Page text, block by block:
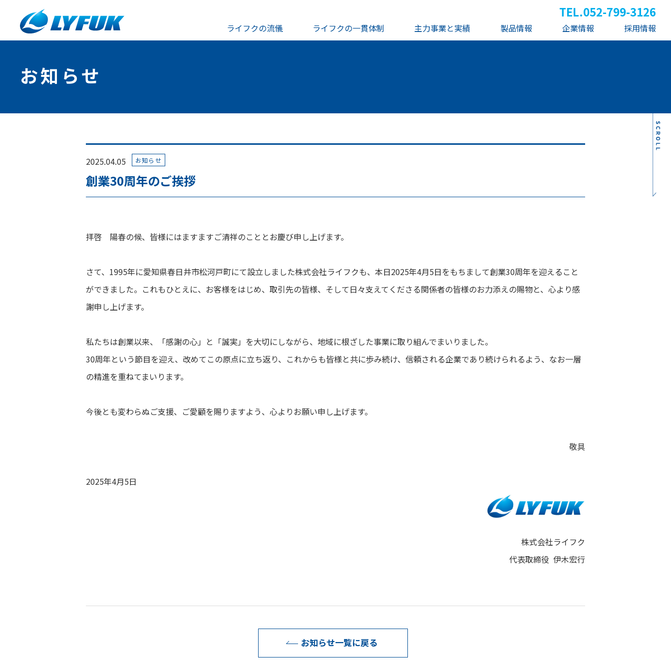
ライフクの流儀 ライフクの一貫体制 主力事業と実績 製品情報 企業情報 採用情報
TEL.052-799-3126
お知らせ
2025.04.05 お知らせ
創業30周年のご挨拶
拝啓 陽春の候、皆様にはますますご清祥のこととお慶び申し上げます。
さて、1995年に愛知県春日井市松河戸町にて設立しました株式会社ライフクも、本日2025年4月5日をもちまして創業30周年を迎えること
ができました。これもひとえに、お客様をはじめ、取引先の皆様、そして日々支えてくださる関係者の皆様のお力添えの賜物と、心より感
謝申し上げます。
私たちは創業以来、「感謝の心」と「誠実」を大切にしながら、地域に根ざした事業に取り組んでまいりました。
30周年という節目を迎え、改めてこの原点に立ち返り、これからも皆様と共に歩み続け、信頼される企業であり続けられるよう、なお一層
の精進を重ねてまいります。
今後とも変わらぬご支援、ご愛顧を賜りますよう、心よりお願い申し上げます。
敬具
2025年4月5日
株式会社ライフク
代表取締役 伊木宏行
お知らせ一覧に戻る